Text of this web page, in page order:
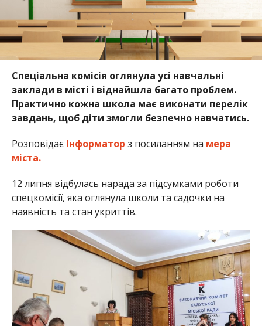
Спеціальна комісія оглянула усі навчальні
заклади в місті і віднайшла багато проблем.
Практично кожна школа має виконати перелік
завдань, щоб діти змогли безпечно навчатись.
РозповідаєІнформатор з посиланням на мера
міста.
12 липня відбулась нарада за підсумками роботи
спецкомісії, яка оглянула школи та садочки на
наявність та стан укриттів.